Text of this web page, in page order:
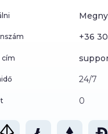
+36
cím
24/7
0